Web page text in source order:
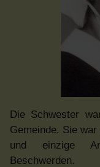
Die Schwester
Gemeinde. Sie
und einzige
Beschwerden.